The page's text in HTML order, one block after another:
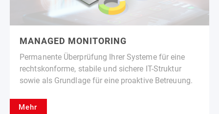
MANAGED MONITORING
Permanente Überprüfung Ihrer Systeme für eine
rechtskonforme, stabile und sichere IT-Struktur
sowie als Grundlage für eine proaktive Betreuung.
Mehr